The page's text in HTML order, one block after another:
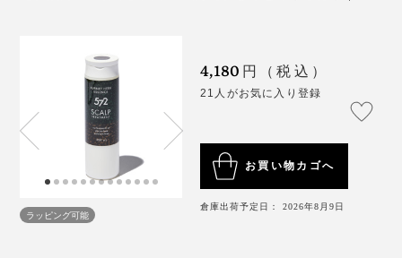
特許取得の細かいピン構造が、頭皮を隙間なく洗い上げる（右写真は旧デザイン
トリートメントの塗りやすさも、気持ちよさも、手でや
るより、ずっと気持ちいい。
シャンプー後に、タオルドライ。髪からしずくが垂れ
てこないくらい、しっかり水分をとります。
ール・香料
ラッピング可能
4,180 円（税込）
21人がお気に入り登録
お買い物カゴへ
倉庫出荷予定日： 2026年8月9日